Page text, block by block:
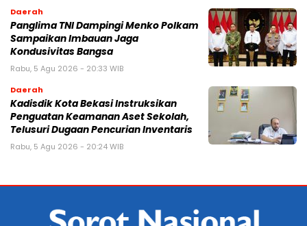
Daerah
Panglima TNI Dampingi Menko Polkam
Sampaikan Imbauan Jaga
Kondusivitas Bangsa
Rabu, 5 Agu 2026 - 20:33 WIB
Daerah
Kadisdik Kota Bekasi Instruksikan
Penguatan Keamanan Aset Sekolah,
Telusuri Dugaan Pencurian Inventaris
Rabu, 5 Agu 2026 - 20:24 WIB